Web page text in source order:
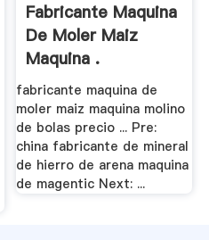
Fabricante Maquina
De Moler Maiz
Maquina .
fabricante maquina de
moler maiz maquina molino
de bolas precio ... Pre:
china fabricante de mineral
de hierro de arena maquina
de magentic Next: ...